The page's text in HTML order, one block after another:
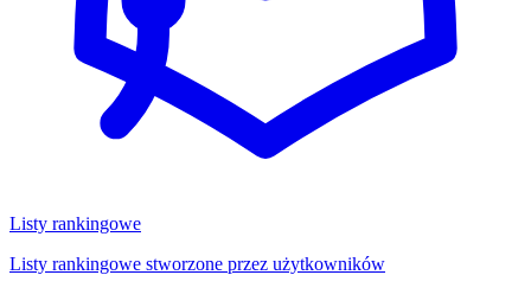
Listy rankingowe
Listy rankingowe stworzone przez użytkowników